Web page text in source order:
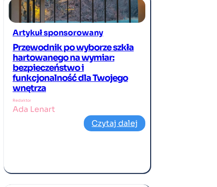
Artykuł sponsorowany
Przewodnik po wyborze szkła
hartowanego na wymiar:
bezpieczeństwo i
funkcjonalność dla Twojego
wnętrza
Redaktor
Ada Lenart
Czytaj dalej